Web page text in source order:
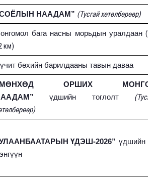
НААДАМ” (Тусгай хөтөлбөрөөр)
бага насны морьдын уралдаан (10-
км)
бөхийн барилдааны тавын даваа
ОРШИХ МОНГОЛ
үдшийн тоглолт (Тусгай
ҮДЭШ-2026” үдшийн